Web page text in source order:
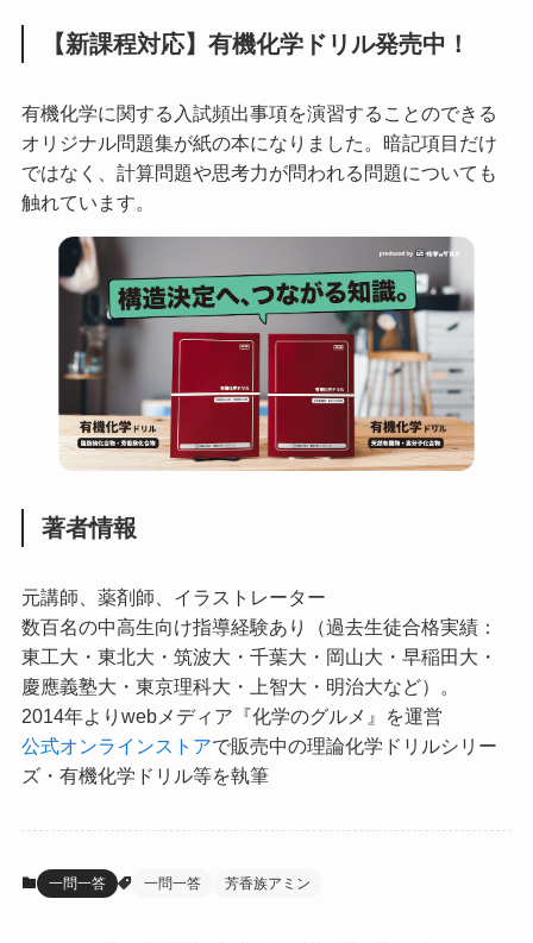
【新課程対応】有機化学ドリル発売中！
有機化学に関する入試頻出事項を演習することのできる
オリジナル問題集が紙の本になりました。暗記項目だけ
ではなく、計算問題や思考力が問われる問題についても
触れています。
著者情報
元講師、薬剤師、イラストレーター
数百名の中高生向け指導経験あり（過去生徒合格実績：
東工大・東北大・筑波大・千葉大・岡山大・早稲田大・
慶應義塾大・東京理科大・上智大・明治大など）。
2014年よりwebメディア『化学のグルメ』を運営
公式オンラインストアで販売中の理論化学ドリルシリー
ズ・有機化学ドリル等を執筆
一問一答 一問一答 芳香族アミン